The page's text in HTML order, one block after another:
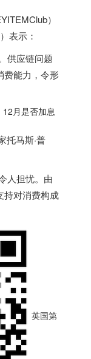
）
表示：
供应链问题
费能力，令形
月是否加息
托马斯·普
人担忧。由
持对消费构成
英国第